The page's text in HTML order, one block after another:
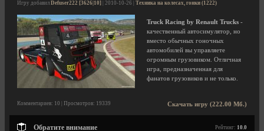
Игру добавил Defuser222 [3626|10] | 2010-10-26 | Техника на колесах, гонки (1222)
Truck Racing by Renault Trucks -
качественный автосимулятор, но
вместо обычных гоночных
автомобилей вы управляете
огромным грузовиком. Отличная
игра, предназначенная для
фанатов грузовиков и не только.
Скачать игру (222.00 Мб.)
Комментариев: 10 | Просмотров: 19339
Обратите внимание Рейтинг: 10.0